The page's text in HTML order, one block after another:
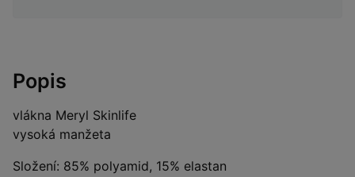
Popis
vlákna Meryl Skinlife
vysoká manžeta
Složení: 85% polyamid, 15% elastan